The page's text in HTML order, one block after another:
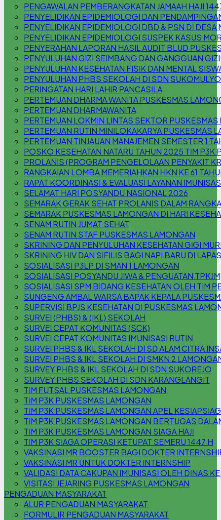
PENGAWALAN PEMBERANGKATAN JAMAAH HAJI
PENYELIDIKAN EPIDEMIOLOGI DAN
PENYELIDIKAN EPIDEMIOLOGI DBD & PSN DI DESA
PENYELIDIKAN EPIDEMIOLOGI SUSPEK KASUS
PENYERAHAN LAPORAN HASIL AUDIT BLUD
PENYULUHAN GIZI SEIMBANG DAN GANGGUAN
PENYULUHAN KESEHATAN FISIK DAN MENTAL
PENYULUHAN PHBS SEKOLAH DI SDN
PERINGATAN HARI LAHIR PANCASILA
PERTEMUAN DHARMA WANITA PUSKESMAS
PERTEMUAN DHARMAWANITA
PERTEMUAN LOKMIN LINTAS SEKTOR
PERTEMUAN RUTIN MINILOKAKARYA PUSKESMAS
PERTEMUAN TINJAUAN MANAJEMEN SEMESTER 1
POSKO KESEHATAN NATARU TAHUN 2025 TIM P3K
PROLANIS (PROGRAM PENGELOLAAN PENYAKIT
RANGKAIAN LOMBA MEMERIAHKAN HKN KE 61
RAPAT KOORDINASI & EVALUASI LAYANAN
SELAMAT HARI POSYANDU NASIONAL 2026
SEMARAK GERAK SEHAT PROLANIS DALAM
SEMARAK PUSKESMAS LAMONGAN DI HARI
SENAM RUTIN JUMAT SEHAT
SENAM RUTIN STAF PUSKESMAS LAMONGAN
SKRINING DAN PENYULUHAN KESEHATAN GIGI
SKRINING HIV DAN SIFILIS BAGI NAPI BARU DI LAPAS
SOSIALISASI P3LP DI SMAN 1 LAMONGAN
SOSIALISASI POSYANDU JIWA & PENGUATAN TPKJM
SOSIALISASI SPM BIDANG KESEHATAN OLEH TIM
SUNGENG AMBAL WARSA BAPAK KEPALA
SUPERVISI BPJS KESEHATAN DI PUSKESMAS
SURVEI (PHBS) & (IKL) SEKOLAH
SURVEI CEPAT KOMUNITAS (SCK)
SURVEI CEPAT KOMUNITAS IMUNISASI RUTIN
SURVEI PHBS & IKL SEKOLAH DI SD ALAM CITRA
SURVEI PHBS & IKL SEKOLAH DI SMKN 2
SURVEY PHBS & IKL SEKOLAH DI SDN SUKOREJO
SURVEY PHBS SEKOLAH DI SDN KARANGLANGIT
TIM FUTSAL PUSKESMAS LAMONGAN
TIM P3K PUSKESMAS LAMONGAN
TIM P3K PUSKESMAS LAMONGAN APEL
TIM P3K PUSKESMAS LAMONGAN BERTUGAS
TIM P3K PUSKESMAS LAMONGAN SIAGA HAJI
TIM P3K SIAGA OPERASI KETUPAT SEMERU 1447 H
VAKSINASI MR BOOSTER BAGI DOKTER
VAKSINASI MR UNTUK DOKTER INTERNSHIP
VALIDASI DATA CAKUPAN IMUNISASI OLEH DINAS
VISITASI JEJARING PUSKESMAS LAMONGAN
PENGADUAN MASYARAKAT
ALUR PENGADUAN MASYARAKAT
FORMULIR PENGADUAN MASYARAKAT